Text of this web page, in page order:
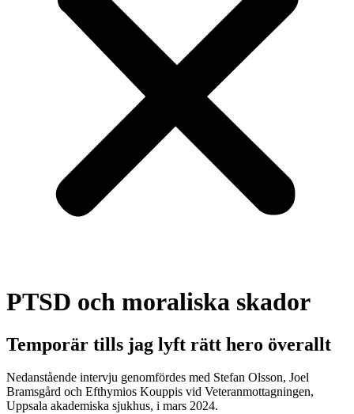
PTSD och moraliska skador
Temporär tills jag lyft rätt hero överallt
Nedanstående intervju genom­fördes med Stefan Olsson, Joel
Brams­gård och Efthymios Kouppis vid Veteranmot­tagningen,
Uppsala akademiska sjuk­hus, i mars 2024.